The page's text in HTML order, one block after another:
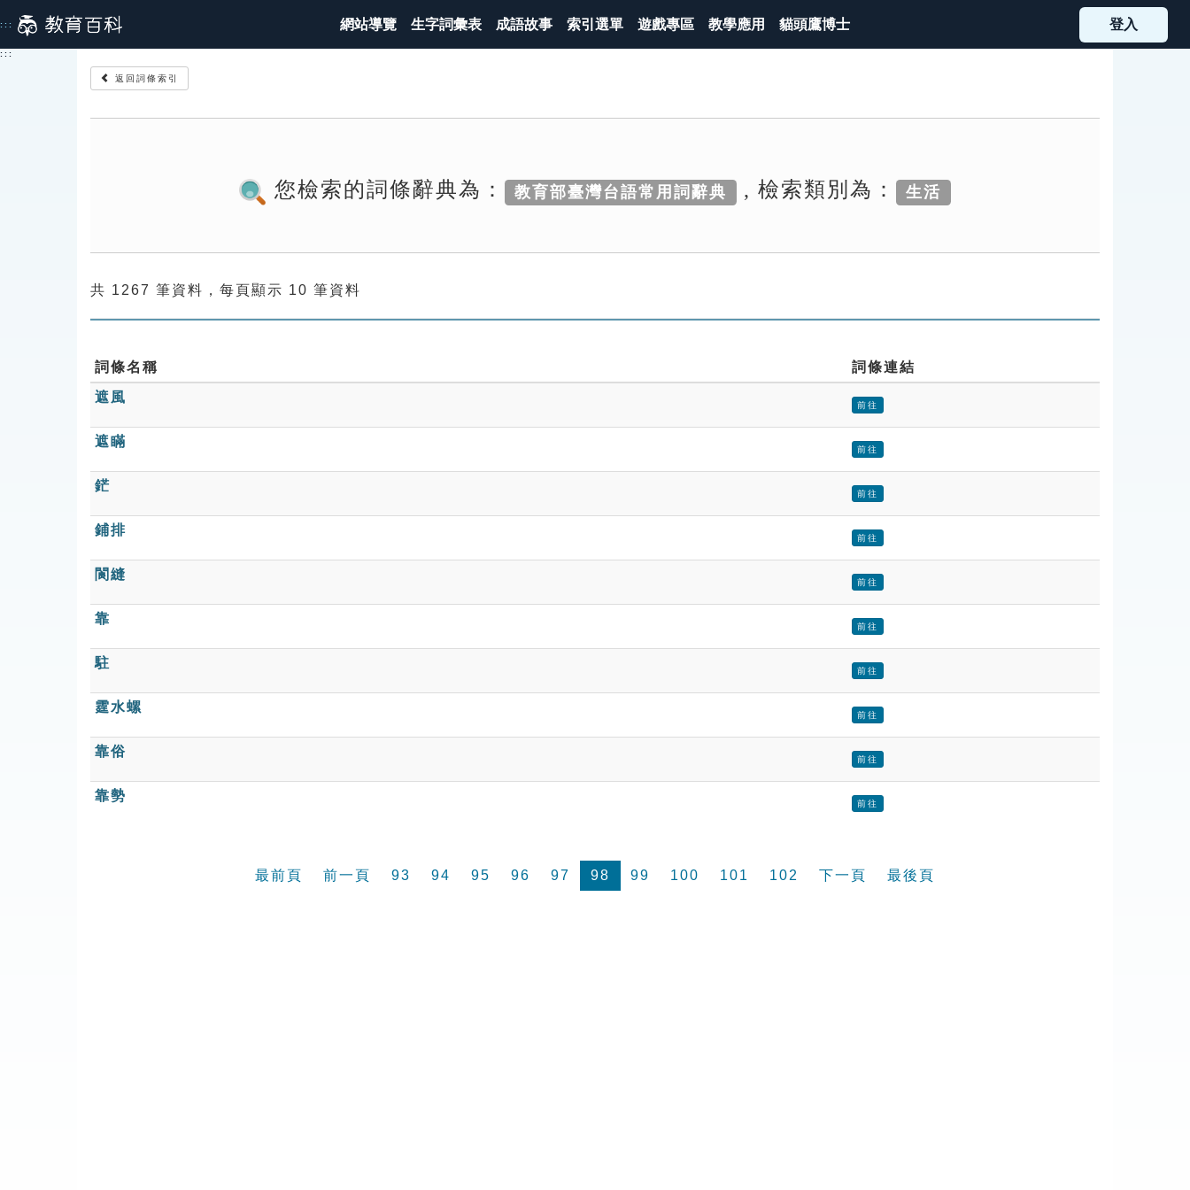
到
主
::: 網站導覽 生字詞彙表 成語故事 索引選單 遊戲專區 教學應用 貓頭鷹博士 登入
:::
返回詞條索引
您檢索的詞條辭典為： 教育部臺灣台語常用詞辭典 , 檢索類別為： 生活
共 1267 筆資料，每頁顯示 10 筆資料
詞條名稱
詞條連結
遮風
前往
遮瞞
前往
鋩
前往
鋪排
前往
閬縫
前往
靠
前往
駐
前往
霆水螺
前往
靠俗
前往
靠勢
前往
最前頁 前一頁 93 94 95 96 97 98 99 100 101 102 下一頁 最後頁